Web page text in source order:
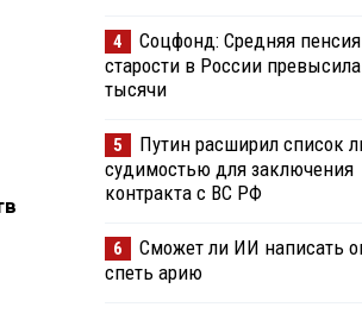
4
Соцфонд: Средняя
старости в России
тысячи
5
Путин расширил список
судимостью для заключения
контракта с ВС РФ
6
Сможет ли ИИ написать
спеть арию